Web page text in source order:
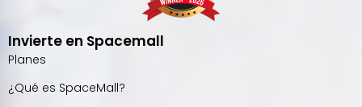
Invierte en Spacemall
Planes
¿Qué es SpaceMall?